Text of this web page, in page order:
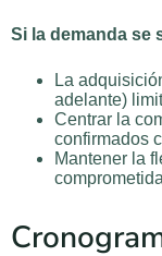
Si la demanda se
La
adelante)
Centrar la
confirmados
Mantener la
comprometida